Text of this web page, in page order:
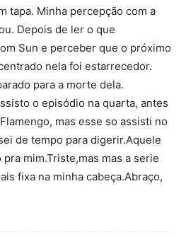
tapa. Minha percepção com a
Depois de ler o que
Sun e perceber que o próximo
nela foi estarrecedor.
para a morte dela.
o episódio na quarta, antes
mas esse so assisti no
de tempo para digerir.Aquele
mim.Triste,mas mas a serie
fixa na minha cabeça.Abraço,